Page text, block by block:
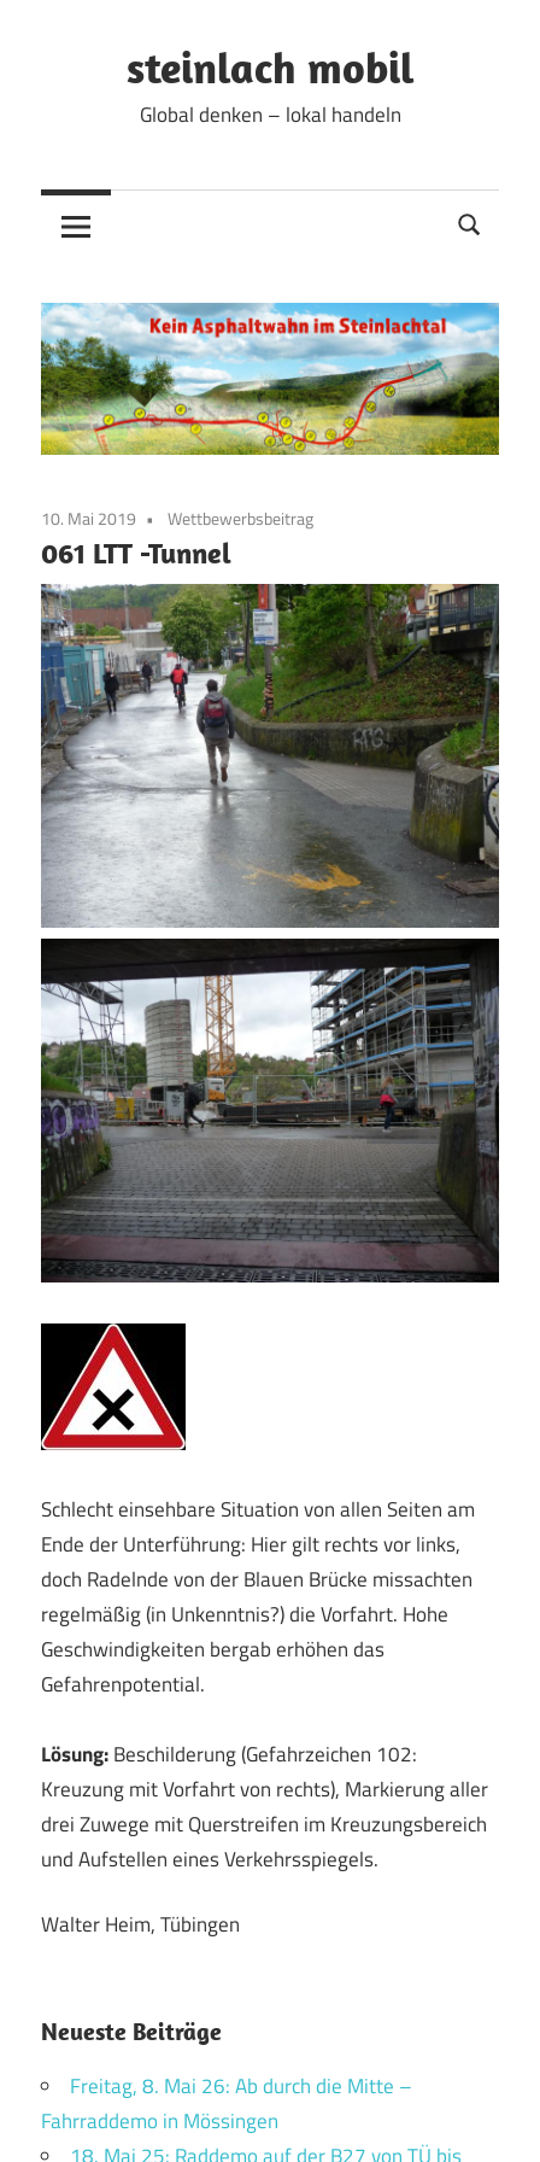
steinlach mobil
Global denken – lokal handeln
10. Mai 2019 Wettbewerbsbeitrag
061 LTT -Tunnel
Schlecht einsehbare Situation von allen Seiten am
Ende der Unterführung: Hier gilt rechts vor links,
doch Radelnde von der Blauen Brücke missachten
regelmäßig (in Unkenntnis?) die Vorfahrt. Hohe
Geschwindigkeiten bergab erhöhen das
Gefahrenpotential.
Lösung:Beschilderung (Gefahrzeichen 102:
Kreuzung mit Vorfahrt von rechts), Markierung aller
drei Zuwege mit Querstreifen im Kreuzungsbereich
und Aufstellen eines Verkehrsspiegels.
Walter Heim, Tübingen
Neueste Beiträge
Freitag, 8. Mai 26: Ab durch die Mitte –
Fahrraddemo in Mössingen
18. Mai 25: Raddemo auf der B27 von TÜ bis